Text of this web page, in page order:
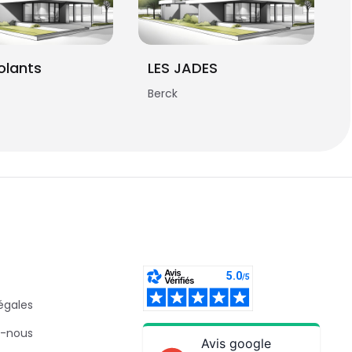
LES JADES
Berck
nous
Avis google